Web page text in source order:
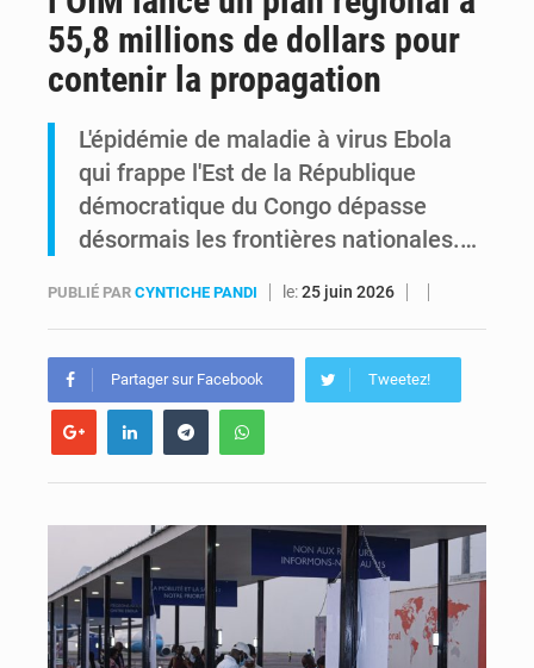
RDC : Raïssa Malu lance les préparatifs d’une Table ronde nationale sur l’éducation inclusive des enfants handicapés
55,8 millions de dollars pour
contenir la propagation
L'épidémie de maladie à virus Ebola
qui frappe l'Est de la République
démocratique du Congo dépasse
désormais les frontières nationales.…
PUBLIÉ PAR CYNTICHE PANDI le:25 juin 2026
Partager sur Facebook Tweetez!